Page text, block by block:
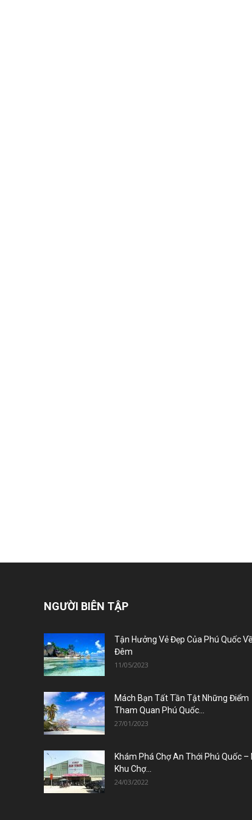
NGƯỜI BIÊN TẬP
Tận Hưởng Vẻ Đẹp Của Phú Quốc Về
Đêm
11/05/2023
Mách Bạn Tất Tần Tật Những Điểm
Tham Quan Phú Quốc...
27/01/2023
Khám Phá Chợ An Thới Phú Quốc –
Khu Chợ...
24/03/2022